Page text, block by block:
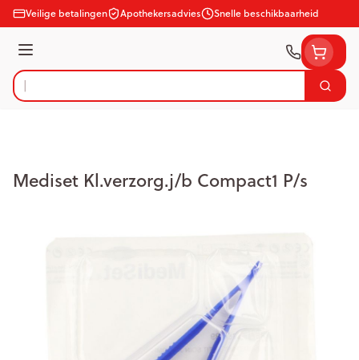
Ga naar de inhoud
Veilige betalingen Apothekersadvies Snelle beschikbaarheid
Menu
Product, merk, categorie...
Zoek
Mediset Kl.verzorg.j/b Compact1 P/s